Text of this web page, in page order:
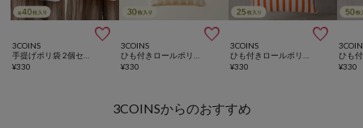

3COINS
¥330

3COINS
¥330

3COINS
¥330 ¥330
3COINSからのおすすめ